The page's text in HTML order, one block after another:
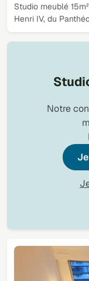
Studio meublé
Henri IV, du
Notre